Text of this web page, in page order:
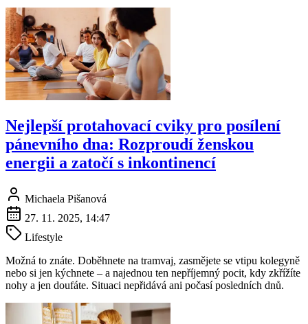
Nejlepší protahovací cviky pro posílení
pánevního dna: Rozproudí ženskou
energii a zatočí s inkontinencí
Michaela Pišanová
27. 11. 2025, 14:47
Lifestyle
Možná to znáte. Doběhnete na tramvaj, zasmějete se vtipu kolegyně
nebo si jen kýchnete – a najednou ten nepříjemný pocit, kdy zkřížíte
nohy a jen doufáte. Situaci nepřidává ani počasí posledních dnů.